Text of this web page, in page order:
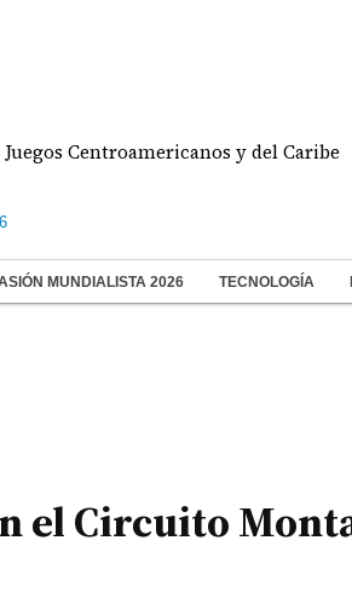
y del Caribe
MUNDIALISTA 2026 TECNOLOGÍA
el Circuito